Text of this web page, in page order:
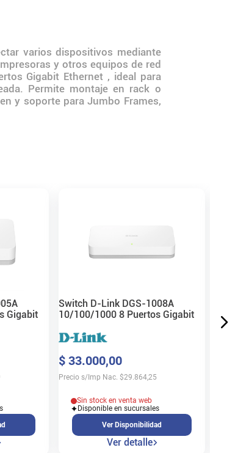
varios dispositivos mediante
y otros equipos de red
Gigabit Ethernet , ideal para
Permite montaje en rack o
y soporte para Jumbo Frames,
Gigabit
Switch D-Link DGS-1008A
10/100/1000 8 Puertos Gigabit
$ 33.000,00
Precio s/Imp Nac. $29.864,25
Sin stock en venta web
Disponible en sucursales
Ver Disponibilidad
Ver detalle